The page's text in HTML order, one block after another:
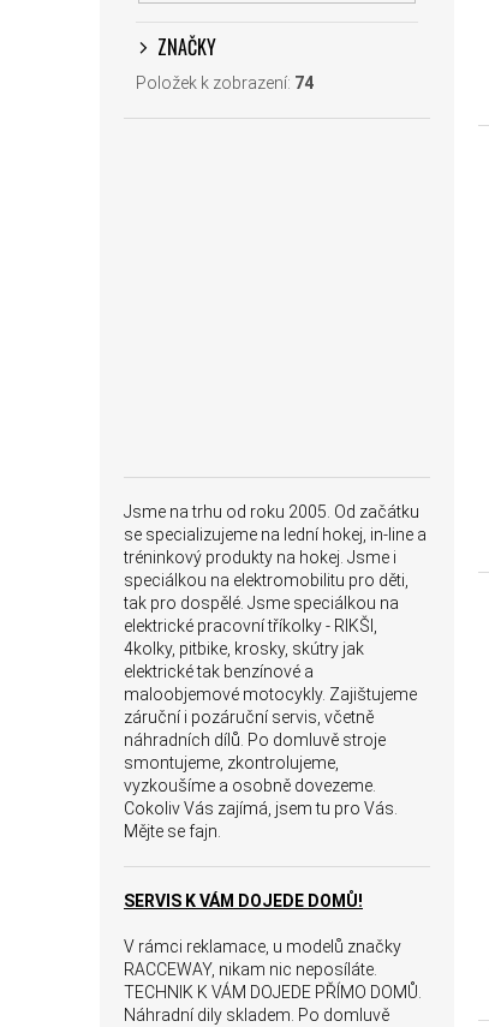
ZNAČKY
Položek k zobrazení: 74
Jsme na trhu od roku 2005. Od začátku
se specializujeme na lední hokej, in-line a
tréninkový produkty na hokej. Jsme i
speciálkou na elektromobilitu pro děti,
tak pro dospělé. Jsme speciálkou na
elektrické pracovní tříkolky - RIKŠI,
4kolky, pitbike, krosky, skútry jak
elektrické tak benzínové a
maloobjemové motocykly. Zajištujeme
záruční i pozáruční servis, včetně
náhradních dílů. Po domluvě stroje
smontujeme, zkontrolujeme,
vyzkoušíme a osobně dovezeme.
Cokoliv Vás zajímá, jsem tu pro Vás.
Mějte se fajn.
SERVIS K VÁM DOJEDE DOMŮ!
V rámci reklamace, u modelů značky
RACCEWAY, nikam nic neposíláte.
TECHNIK K VÁM DOJEDE PŘÍMO DOMŮ.
Náhradní dily skladem. Po domluvě